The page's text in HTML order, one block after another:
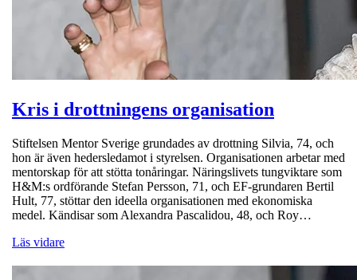
Kris i drottningens organisation
Stiftelsen Mentor Sverige grundades av drottning Silvia, 74, och
hon är även hedersledamot i styrelsen. Organisationen arbetar med
mentorskap för att stötta tonåringar. Näringslivets tungviktare som
H&M:s ordförande Stefan Persson, 71, och EF-grundaren Bertil
Hult, 77, stöttar den ideella organisationen med ekonomiska
medel. Kändisar som Alexandra Pascalidou, 48, och Roy…
Läs vidare